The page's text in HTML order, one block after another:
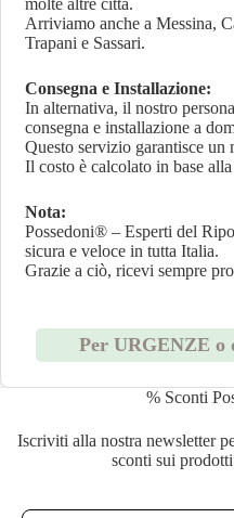
molte altre città.
Arriviamo anche a Messina,
Trapani e Sassari.
Consegna e Installazione:
In alternativa, il nostro
consegna e installazione a
Questo servizio garantisce un
Il costo è calcolato in base
Nota:
Possedoni® – Esperti del
sicura e veloce in tutta Italia.
Grazie a ciò, ricevi sempre
Per URGENZE o
% Sconti
Iscriviti alla nostra newsletter
sconti sui